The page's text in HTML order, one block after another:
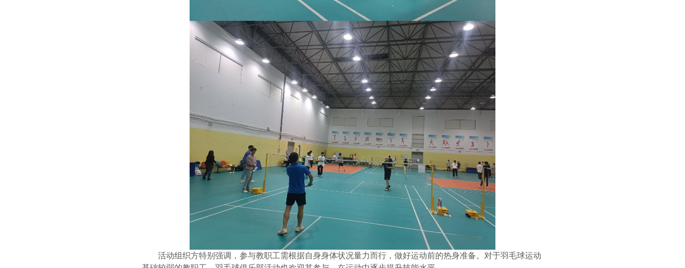
活动组织方特别强调，参与教职工需根据自身身体状况量力而行，做好运动前的热身准备。对于羽毛球运动